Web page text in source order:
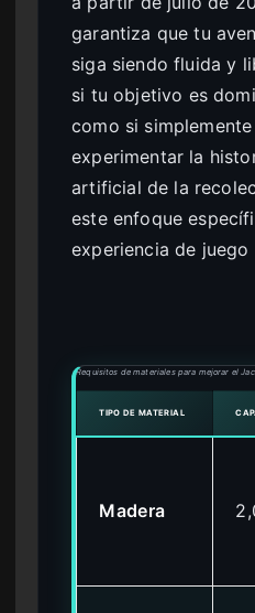
garantiza que tu
siga siendo fluida y
si tu objetivo es
como si
experimentar la
artificial de la
este enfoque
experiencia de juego
Requisitos de materiales para mejorar el
TIPO DE MATERIAL
Madera